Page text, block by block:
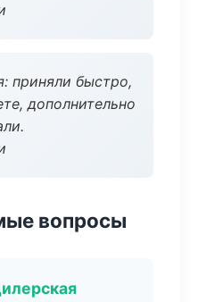
приняли быстро,
дополнительно
вопросы